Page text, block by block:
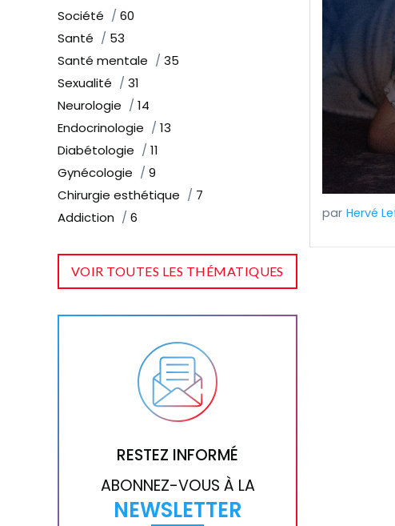
Société
60
Santé
53
Santé mentale
35
Sexualité
31
Neurologie
14
Endocrinologie
13
Diabétologie
11
Gynécologie
9
Chirurgie esthétique
7
Addiction
6
VOIR TOUTES LES THÉMATIQUES
RESTEZ INFORMÉ
ABONNEZ-VOUS À LA
NEWSLETTER
Hervé